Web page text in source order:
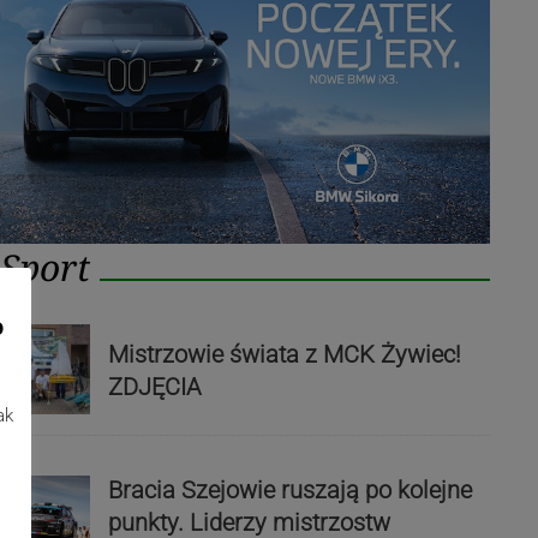
Sport
Mistrzowie świata z MCK Żywiec!
ZDJĘCIA
Bracia Szejowie ruszają po kolejne
punkty. Liderzy mistrzostw